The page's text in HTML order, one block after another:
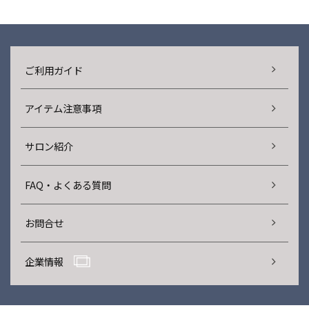
ご利用ガイド
アイテム注意事項
サロン紹介
FAQ・よくある質問
お問合せ
企業情報